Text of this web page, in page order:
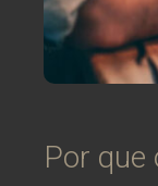
Por que